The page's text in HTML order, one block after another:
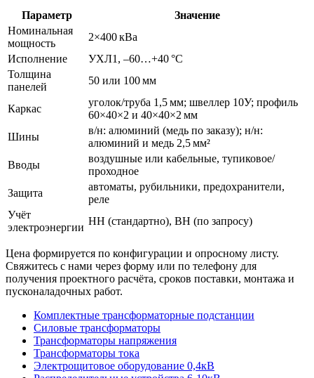
Параметр
Значение
Номинальная
мощность
2×400 кВа
Исполнение
УХЛ1, –60…+40 °C
Толщина
панелей
50 или 100 мм
Каркас
уголок/труба 1,5 мм; швеллер 10У; профиль
60×40×2 и 40×40×2 мм
Шины
в/н: алюминий (медь по заказу); н/н:
алюминий и медь 2,5 мм²
Вводы
воздушные или кабельные, тупиковое/
проходное
Защита
автоматы, рубильники, предохранители,
реле
Учёт
электроэнергии
НН (стандартно), ВН (по запросу)
Цена формируется по конфигурации и опросному листу.
Свяжитесь с нами через форму или по телефону для
получения проектного расчёта, сроков поставки, монтажа и
пусконаладочных работ.
Комплектные трансформаторные подстанции
Силовые трансформаторы
Трансформаторы напряжения
Трансформаторы тока
Электрощитовое оборудование 0,4кВ